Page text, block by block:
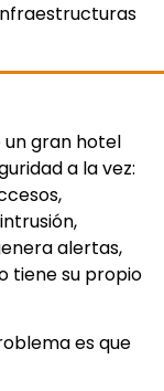
un gran hotel
a la vez:
alertas,
tiene su propio
es que